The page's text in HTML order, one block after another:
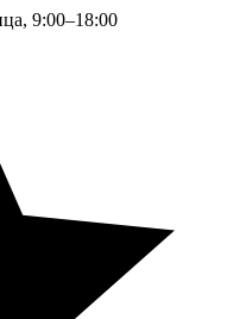
9:00–18:00